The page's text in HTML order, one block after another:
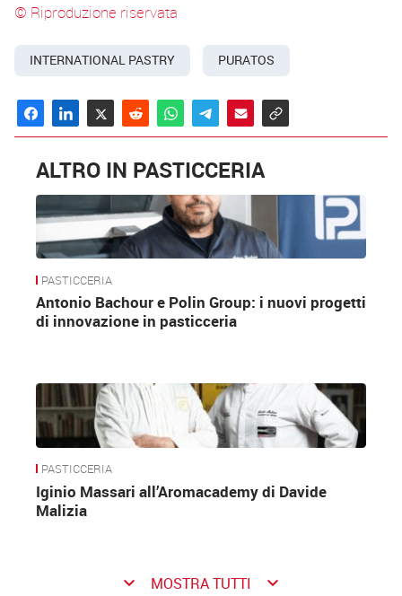
© Riproduzione riservata
INTERNATIONAL PASTRY PURATOS
ALTRO IN PASTICCERIA
PASTICCERIA
Antonio Bachour e Polin Group: i nuovi progetti
di innovazione in pasticceria
PASTICCERIA
Iginio Massari all’Aromacademy di Davide
Malizia
keyboard_arrow_down MOSTRA TUTTI keyboard_arrow_down